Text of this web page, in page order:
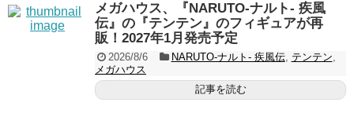
メガハウス、『NARUTO-ナルト- 疾風
伝』の『テンテン』のフィギュアが再
販！2027年1月発売予定
2026/8/6 NARUTO-ナルト- 疾風伝, テンテン,
メガハウス
記事を読む